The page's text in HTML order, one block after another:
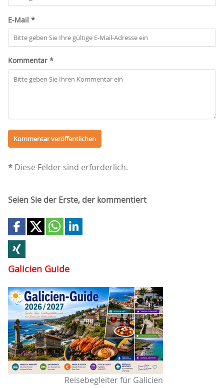
E-Mail *
Kommentar *
* Diese Felder sind erforderlich.
Seien Sie der Erste, der kommentiert
Galicien Guide
Reisebegleiter für Galicien